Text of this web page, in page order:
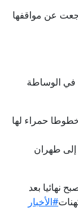
عن مواقفها
في الوساطة
حمراء لها
إلى طهران
نهائيا بعد
#الأخبار